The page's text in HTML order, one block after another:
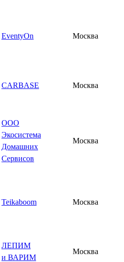
EventyOn Москва
CARBASE Москва
ООО
Экосистема
Домашних
Сервисов
Москва
Teikaboom Москва
ЛЕПИМ
и ВАРИМ
Москва